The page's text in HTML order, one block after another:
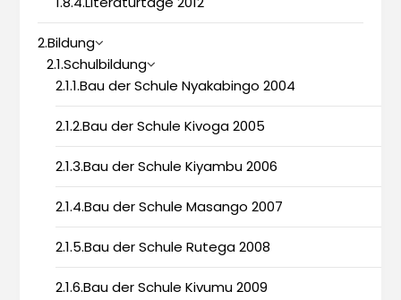
2.Bildung
2.1.Schulbildung
2.1.1.Bau der Schule Nyakabingo 2004
2.1.2.Bau der Schule Kivoga 2005
2.1.3.Bau der Schule Kiyambu 2006
2.1.4.Bau der Schule Masango 2007
2.1.5.Bau der Schule Rutega 2008
2.1.6.Bau der Schule Kivumu 2009